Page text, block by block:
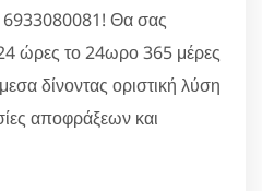
6933080081! Θα σας
ώρες το 24ωρο 365 μέρες
δίνοντας οριστική λύση
αποφράξεων και